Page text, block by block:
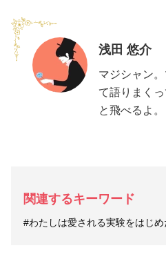
浅田 悠介
マジシャン
て語りまく
と飛べるよ。
関連するキーワード
#わたしは愛される実験をはじめ